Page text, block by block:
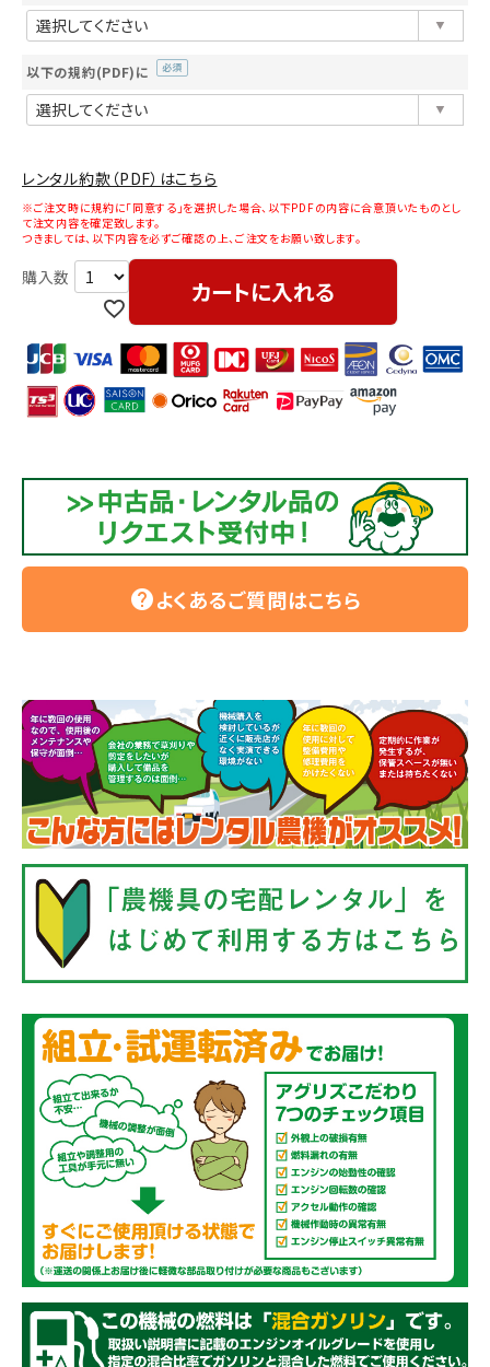
須)
以下の規約(PDF)に
レンタル約款（PDF）はこちら
※ご注文時に規約に「同意する」を選択した場合、以下PDFの内容に合意頂いたものとし
て注文内容を確定致します。
つきましては、以下内容を必ずご確認の上、ご注文をお願い致します。
カートに入れる
helpよくあるご質問はこちら